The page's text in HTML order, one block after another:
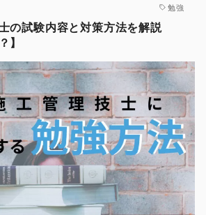
勉強
の試験内容と対策方法を解説
】